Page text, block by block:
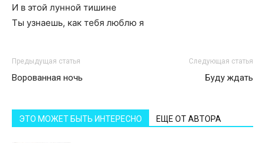
И в этой лунной тишине
Ты узнаешь, как тебя люблю я
Предыдущая статья
Ворованная ночь
Следующая статья
Буду ждать
ЭТО МОЖЕТ БЫТЬ ИНТЕРЕСНО ЕЩЕ ОТ АВТОРА